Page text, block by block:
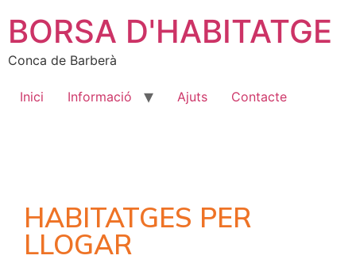
BORSA D'HABITATGE
Conca de Barberà
Inici Informació Ajuts Contacte
HABITATGES PER
LLOGAR